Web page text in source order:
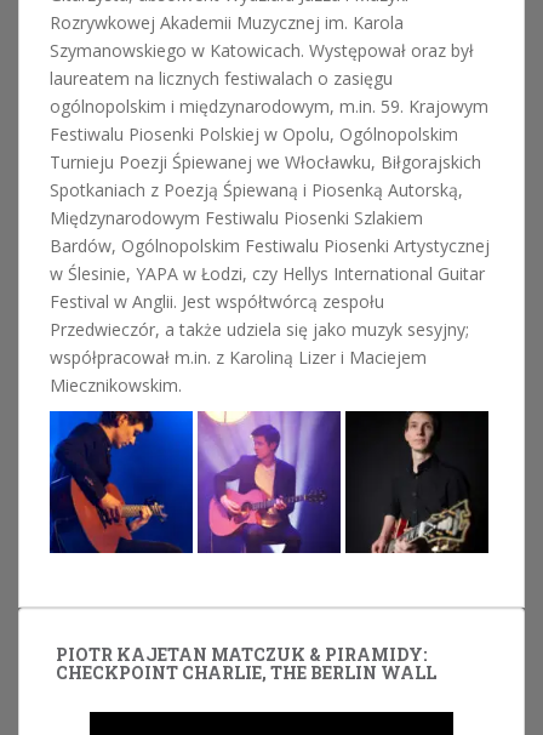
Rozrywkowej Akademii Muzycznej im. Karola
Szymanowskiego w Katowicach. Występował oraz był
laureatem na licznych festiwalach o zasięgu
ogólnopolskim i międzynarodowym, m.in. 59. Krajowym
Festiwalu Piosenki Polskiej w Opolu, Ogólnopolskim
Turnieju Poezji Śpiewanej we Włocławku, Biłgorajskich
Spotkaniach z Poezją Śpiewaną i Piosenką Autorską,
Międzynarodowym Festiwalu Piosenki Szlakiem
Bardów, Ogólnopolskim Festiwalu Piosenki Artystycznej
w Ślesinie, YAPA w Łodzi, czy Hellys International Guitar
Festival w Anglii. Jest współtwórcą zespołu
Przedwieczór, a także udziela się jako muzyk sesyjny;
współpracował m.in. z Karoliną Lizer i Maciejem
Miecznikowskim.
PIOTR KAJETAN MATCZUK & PIRAMIDY:
CHECKPOINT CHARLIE, THE BERLIN WALL